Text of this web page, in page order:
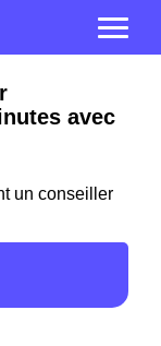
avec
un conseiller